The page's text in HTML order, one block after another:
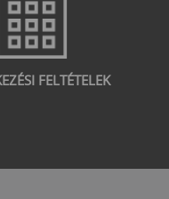
FELTÉTELEK